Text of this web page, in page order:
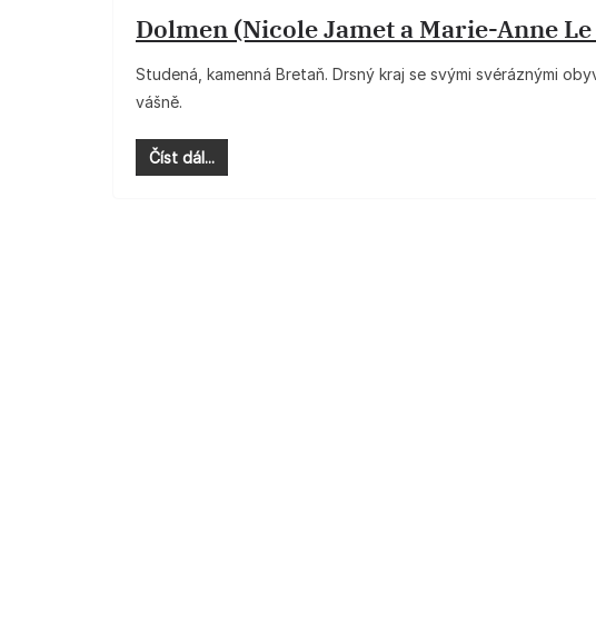
Dolmen (Nicole Jamet a Marie-Anne Le
Studená, kamenná Bretaň. Drsný kraj se svými svéráznými
vášně.
Číst dál...